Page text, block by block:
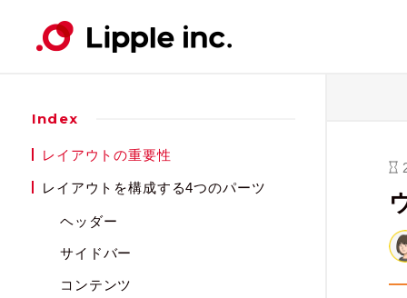
コンテンツ
事例紹介
コ
サービス
コ
会社案内
ニュース・イベント
Index
レイアウトの重要性
レイアウトを構成する4つのパーツ
ヘッダー
サイドバー
コンテンツ